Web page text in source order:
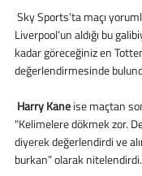
Liverpool’un aldığı bu
kadar göreceğiniz en
değerlendirmesinde
Harry Kane ise maçtan
"Kelimelere dökmek zor.
diyerek değerlendirdi ve
burkan” olarak nitelendirdi.